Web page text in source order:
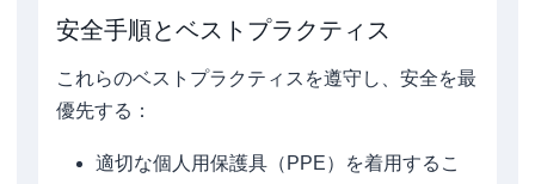
安全手順とベストプラクティス
これらのベストプラクティスを遵守し、安全を最
優先する：
適切な個人用保護具（PPE）を着用するこ